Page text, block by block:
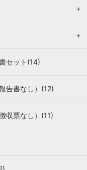
＋
＋
セット(14)
告書なし）(12)
収票なし）(11)